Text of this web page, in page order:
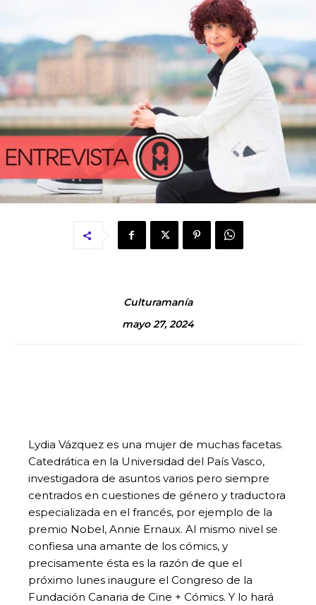
Culturamanía
mayo 27, 2024
Lydia Vázquez es una mujer de muchas facetas.
Catedrática en la Universidad del País Vasco,
investigadora de asuntos varios pero siempre
centrados en cuestiones de género y traductora
especializada en el francés, por ejemplo de la
premio Nobel, Annie Ernaux. Al mismo nivel se
confiesa una amante de los cómics, y
precisamente ésta es la razón de que el
próximo lunes inaugure el Congreso de la
Fundación Canaria de Cine + Cómics. Y lo hará